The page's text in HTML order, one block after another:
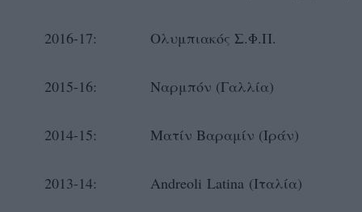
2016-17: Ολυμπιακός Σ.Φ.Π.
2015-16: Ναρμπόν (Γαλλία)
2014-15: Ματίν Βαραμίν (Ιράν)
2013-14: Αndreoli Latina (Iταλία)